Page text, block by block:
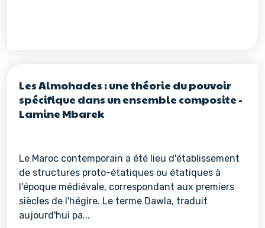
Les Almohades : une théorie du pouvoir
spécifique dans un ensemble composite -
Lamine Mbarek
Le Maroc contemporain a été lieu d'établissement
de structures proto-étatiques ou étatiques à
l'époque médiévale, correspondant aux premiers
siècles de l'hégire. Le terme Dawla, traduit
aujourd'hui pa...